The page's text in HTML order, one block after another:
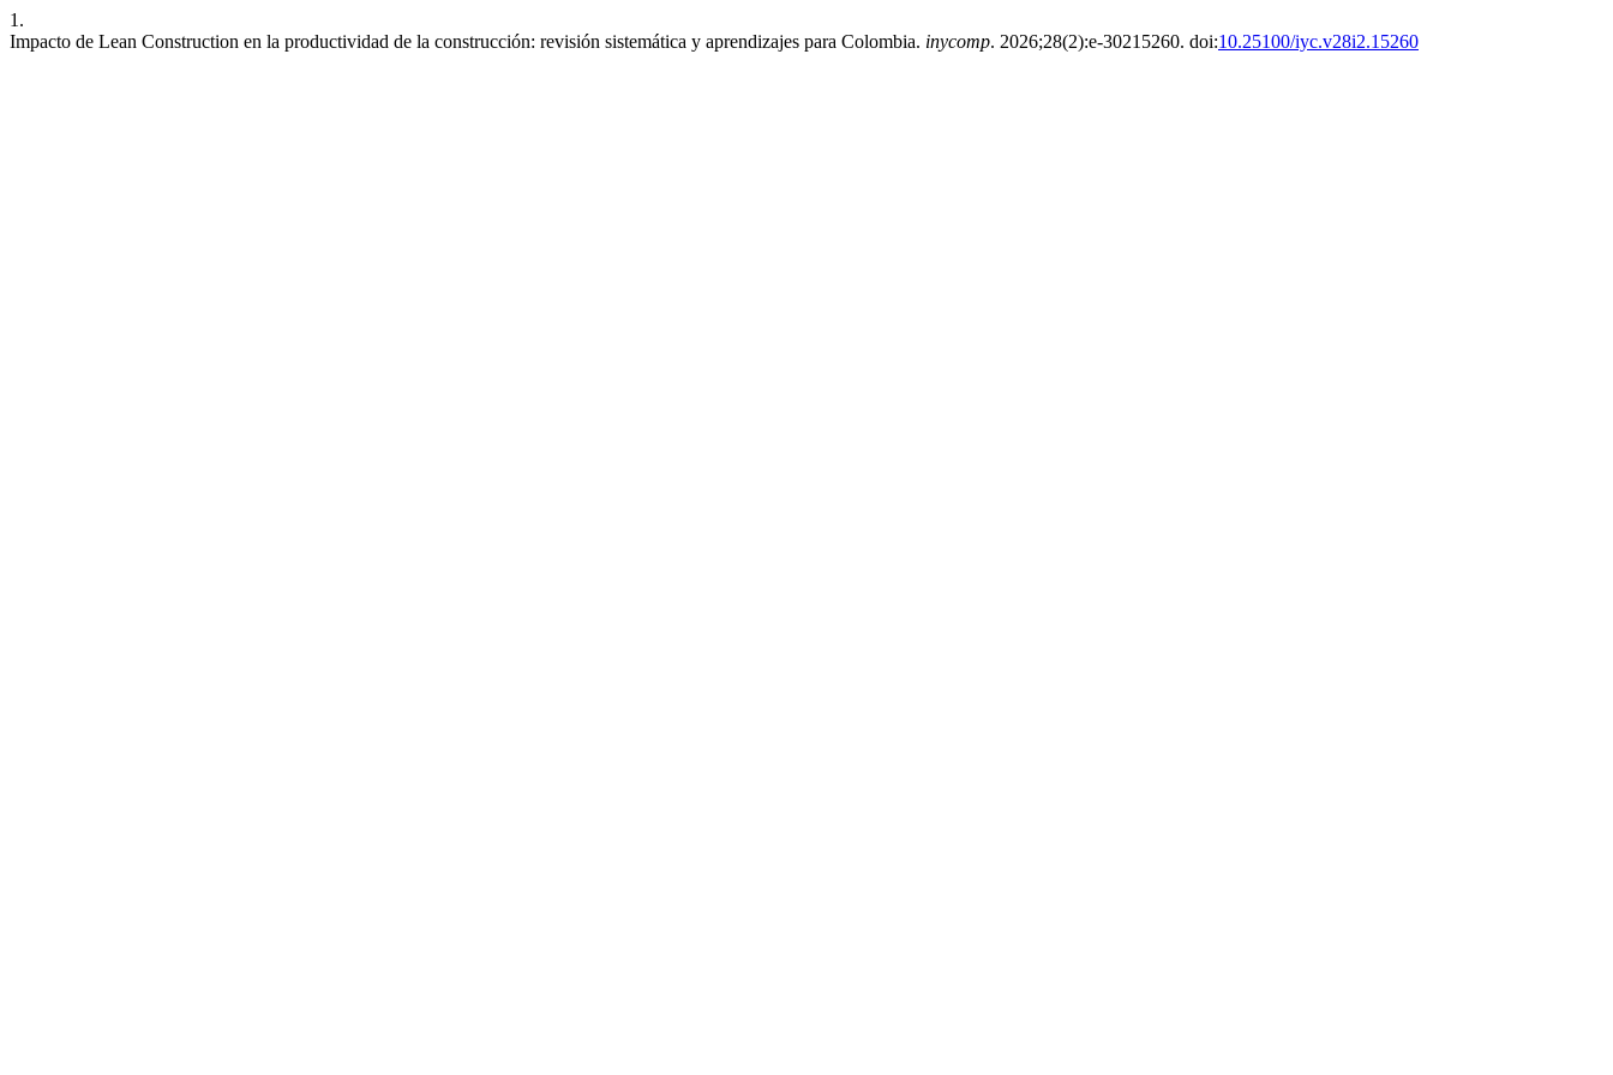
1.
Impacto de Lean Construction en la productividad de la construcción: revisión sistemática y aprendizajes para Colombia. inycomp. 2026;28(2):e-30215260. doi:10.25100/iyc.v28i2.15260